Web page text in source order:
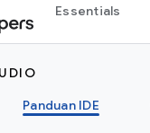
Essentials
Panduan IDE